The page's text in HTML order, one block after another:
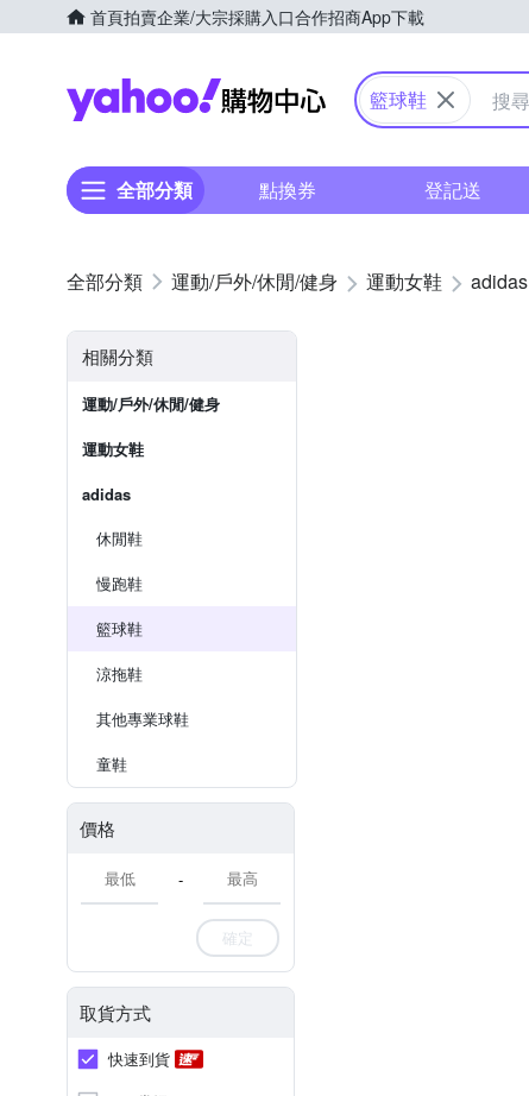
首頁拍賣企業/大宗採購入口合作招商App下載
Yahoo購物中心
籃球鞋
全部分類 點換券 登記送
運動/戶外/休閒/健身 運動女鞋 adidas
相關分類
運動/戶外/休閒/健身
運動女鞋
adidas
休閒鞋
慢跑鞋
籃球鞋
涼拖鞋
其他專業球鞋
童鞋
價格
-
確定
取貨方式
快速到貨